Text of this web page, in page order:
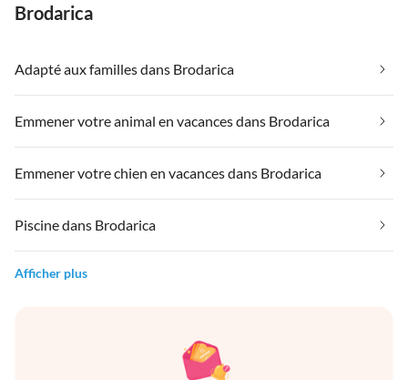
Brodarica
Adapté aux familles dans Brodarica
Emmener votre animal en vacances dans Brodarica
Emmener votre chien en vacances dans Brodarica
Piscine dans Brodarica
Afficher plus